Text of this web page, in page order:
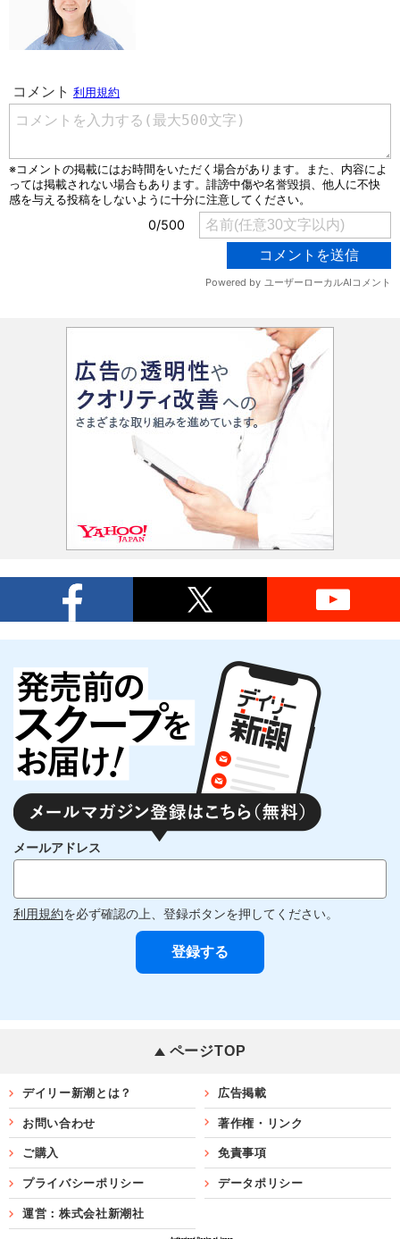
メールアドレス
利用規約を必ず確認の上、登録ボタンを押してください。
ページTOP
デイリー新潮とは？ 広告掲載
お問い合わせ 著作権・リンク
ご購入 免責事項
プライバシーポリシー データポリシー
運営：株式会社新潮社